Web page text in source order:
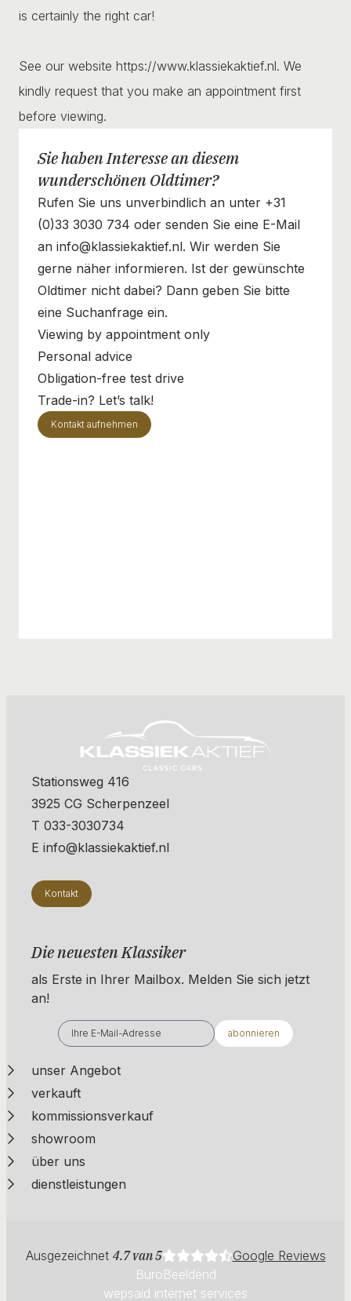
is certainly the right car!
See our website https://www.klassiekaktief.nl. We
kindly request that you make an appointment first
before viewing.
Sie haben Interesse an diesem
wunderschönen Oldtimer?
Rufen Sie uns unverbindlich an unter +31
(0)33 3030 734 oder senden Sie eine E-Mail
an info@klassiekaktief.nl. Wir werden Sie
gerne näher informieren. Ist der gewünschte
Oldtimer nicht dabei? Dann geben Sie bitte
eine Suchanfrage ein.
Viewing by appointment only
Personal advice
Obligation-free test drive
Trade-in? Let’s talk!
Kontakt aufnehmen
Stationsweg 416
3925 CG Scherpenzeel
T 033-3030734
E info@klassiekaktief.nl
Kontakt
Die neuesten Klassiker
als Erste in Ihrer Mailbox. ​​​​​​Melden Sie sich jetzt
an!
abonnieren
unser Angebot
verkauft
kommissionsverkauf
showroom
über uns
dienstleistungen
Ausgezeichnet 4.7 van 5
Google Reviews
BuroBeeldend
wepsaid internet services